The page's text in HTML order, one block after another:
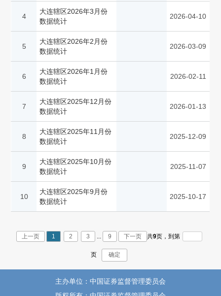
4
大连辖区2026年3月份
数据统计
2026-04-10
5
大连辖区2026年2月份
数据统计
2026-03-09
6
大连辖区2026年1月份
数据统计
2026-02-11
7
大连辖区2025年12月份
数据统计
2026-01-13
8
大连辖区2025年11月份
数据统计
2025-12-09
9
大连辖区2025年10月份
数据统计
2025-11-07
10
大连辖区2025年9月份
数据统计
2025-10-17
上一页 1 2 3 ... 9 下一页 共9页， 到第
页 确定
主办单位：中国证券监督管理委员会